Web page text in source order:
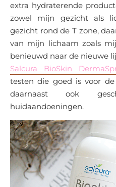
extra hydraterende
zowel mijn gezicht als
gezicht rond de T zone,
van mijn lichaam zoals
benieuwd naar de nieuwe
Salcura BioSkin
testen die goed is voor
daarnaast ook
huidaandoeningen.